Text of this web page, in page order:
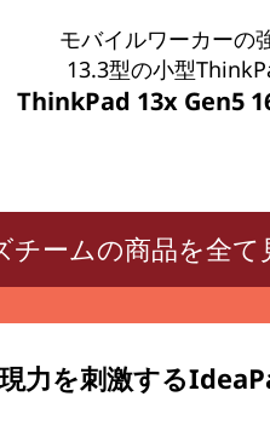
モバイルワーカーの
13.3型の小型
ThinkPad 13x Gen5
チームの商品を全
力を刺激する